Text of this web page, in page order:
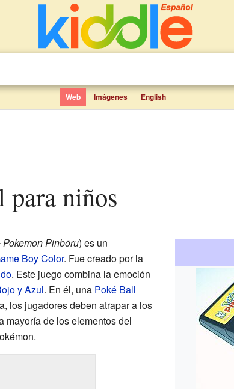
Web Imágenes English
para niños
Pokemon Pinbōru) es un
Boy Color. Fue creado por la
. Este juego combina la emoción
y Azul. En él, una Poké Ball
los jugadores deben atrapar a los
mayoría de los elementos del